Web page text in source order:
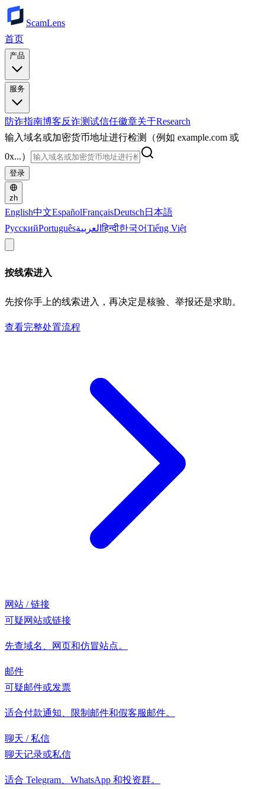
ScamLens
首页
产品
服务
防诈指南博客反诈测试信任徽章关于Research
输入域名或加密货币地址进行检测（例如 example.com 或
0x...）
登录
zh
English中文EspañolFrançaisDeutsch 日本語
РусскийPortuguêsالعربيةहिन्दी한국어Tiếng Việt
按线索进入
先按你手上的线索进入，再决定是核验、举报还是求助。
查看完整处置流程
网站 / 链接
可疑网站或链接
先查域名、网页和仿冒站点。
邮件
可疑邮件或发票
适合付款通知、限制邮件和假客服邮件。
聊天 / 私信
聊天记录或私信
适合 Telegram、WhatsApp 和投资群。